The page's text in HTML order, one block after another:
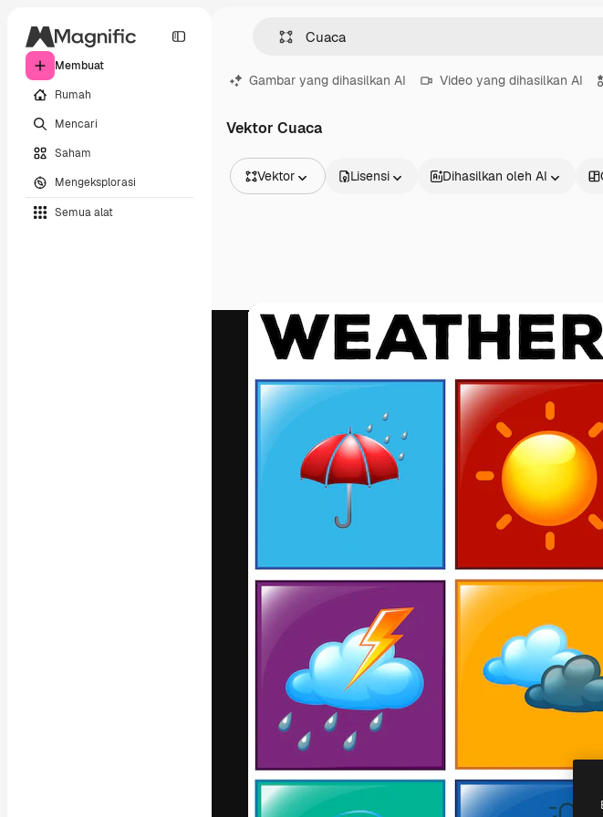
Membuat
Rumah
Mencari
Saham
Mengeksplorasi
Semua alat
Gambar yang dihasilkan AI Video yang dihasilkan AI
Vektor Cuaca
Vektor
Video
Rekaman
Grafik gerak
Templat video
Model 3D
Huruf
Lisensi Dihasilkan oleh AI
Platform kreatif untuk mengarahkan karya
terbaik Anda. Lebih dari 1 juta pelanggan
dari kalangan kreatif, perusahaan, agensi,
dan studio.
Bahasa Indonesia
Hak